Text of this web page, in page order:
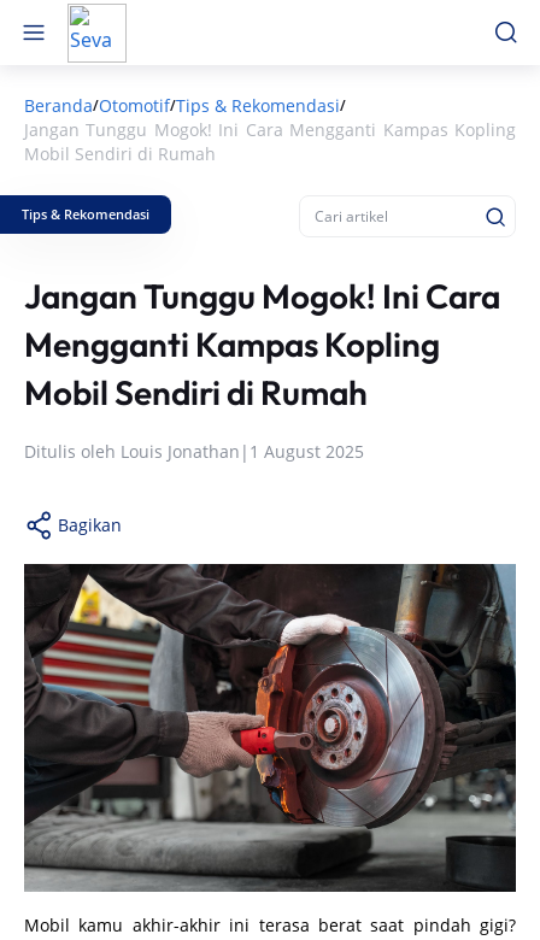
Beranda/Otomotif/Tips & Rekomendasi/
Jangan Tunggu Mogok! Ini Cara Mengganti Kampas Kopling
Mobil Sendiri di Rumah
Tips & Rekomendasi
Jangan Tunggu Mogok! Ini Cara
Mengganti Kampas Kopling
Mobil Sendiri di Rumah
Ditulis oleh Louis Jonathan | 1 August 2025
Bagikan
Mobil kamu akhir-akhir ini terasa berat saat pindah gigi?